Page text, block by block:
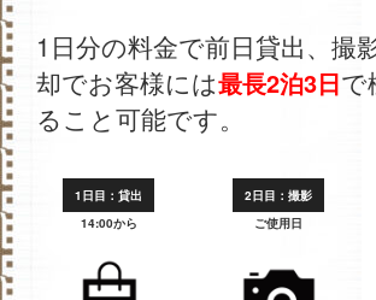
1日分の料金で前日貸出、撮
却でお客様には最長2泊3日で
ること可能です。
1日目：貸出
14:00から
2日目：撮影
ご使用日